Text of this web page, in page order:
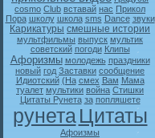
cosmo Club вставай нас Прикол
Пора школу школа sms Dance звуки
Карикатуры смешные истории
мультфильмы выпуск мультик
советский погоди Клипы
Афоризмы молодежь праздники
новый год Заставки сообщение
Идиотский (На смех Вам Мама
туалет мультики война Стишки
Цитаты Рунета за попляшете
рунетаЦитаты
Афоизмы